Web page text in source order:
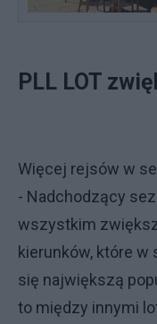
PLL LOT
Więcej rejsów w
- Nadchodzący
wszystkim
kierunków, które w
się największą
to między innymi